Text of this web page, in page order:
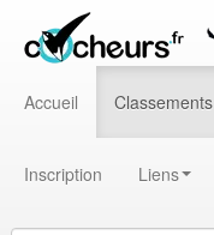
Accueil Classements
Inscription Liens